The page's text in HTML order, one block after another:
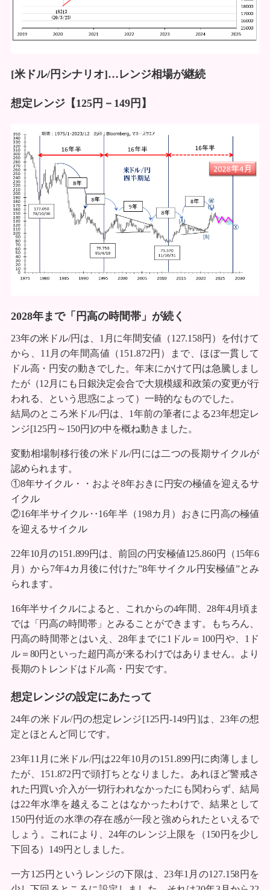
[米ドル/円シナリオ]…レンジ相場が継続
想定レンジ【125円－149円】
2028年まで「円高の時間帯」が続く
23年の米ドル/円は、1月に年間安値（127.158円）を付けて
から、11月の年間高値（151.872円）まで、ほぼ一貫して
ドル高・円安の動きでした。年末にかけて円は急騰しまし
たが（12月にも日銀決定会合で大規模緩和政策の変更が行
われる、という思惑によって）一時的なものでした。
結局のところ米ドル/円は、1年前の筆者による23年想定レ
ンジ[125円～150円]の中を概ね動きました。
変動相場制移行後の米ドル/円には二つの長期サイクルが
認められます。
①8年サイクル・・およそ8年おきに円安の極値を迎えるサ
イクル
②16年半サイクル‥16年半（198カ月）おきに円高の極値
を迎えるサイクル
22年10月の151.899円は、前回の円安極値125.860円（15年6
月）から7年4カ月後に付けた”8年サイクル円安極値”とみ
られます。
16年半サイクルによると、これからの4年間、28年4月頃ま
では「円高の時間帯」とみることができます。もちろん、
円高の時間帯とはいえ、28年までに1ドル＝100円や、1ド
ル＝80円といった超円高が来るわけではありません。より
長期のトレンドはドル高・円安です。
想定レンジの設定にあたって
24年の米ドル/円の想定レンジ[125円-149円]は、23年の想
定とほとんど同じです。
23年11月に米ドル/円は22年10月の151.899円に肉薄しまし
たが、151.872円で頭打ちとなりました。あれほど警戒さ
れた円買い介入が一切行われなかったにも関わらず、結局
は22年水準を越えることはなかったわけで、結果として
150円付近の水準の存在感が一段と強められたといえるで
しょう。これにより、24年のレンジ上限を（150円を少し
下回る）149円としました。
一方125円というレンジの下限は、23年1月の127.158円を